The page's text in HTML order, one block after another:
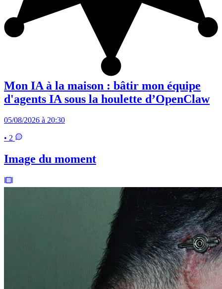
Mon IA à la maison : bâtir mon équipe
d'agents IA sous la houlette d’OpenClaw
05/08/2026 à 20:30
• 2
Image du moment